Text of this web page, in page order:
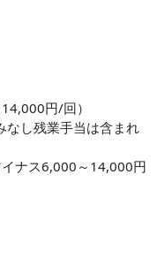
円/回）
し残業手当は含まれ
ナス6,000～14,000円